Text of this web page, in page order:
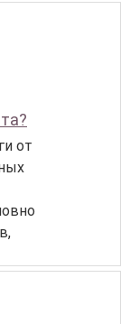
от